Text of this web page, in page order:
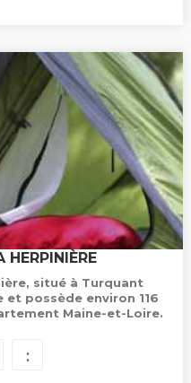
HERPINIÈRE
situé à Turquant
possède environ 116
Maine-et-Loire.